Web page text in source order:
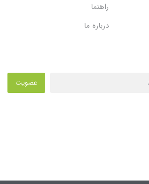
راهنما
درباره ما
عضویت